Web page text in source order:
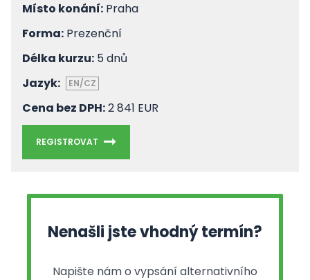
Místo konání: Praha
Forma: Prezenční
Délka kurzu: 5 dnů
Jazyk:
EN/CZ
Cena bez DPH:2 841 EUR
REGISTROVAT
Nenašli jste vhodný termín?
Napište nám o vypsání alternativního